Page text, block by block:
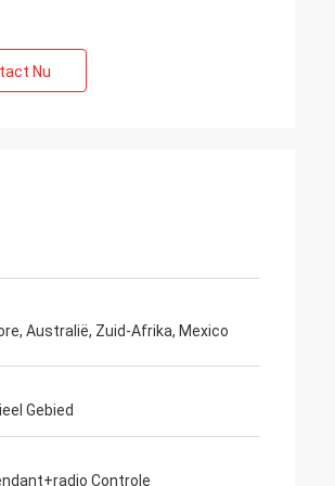
Nu
Australië, Zuid-Afrika, Mexico
Gebied
Controle